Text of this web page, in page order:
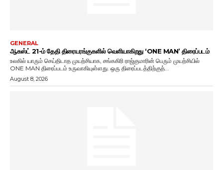
GENERAL
ஆகஸ்ட் 21-ம் தேதி திரையரங்குகளில் வெளியாகிறது ‘ONE MAN’ திரைப்படம்
உலகில் யாரும் செய்திடாத முயற்சியாக, சங்ககிரி ராஜ்குமாரின் பெரும் முயற்சியில்
ONE MAN திரைப்படம் உருவாகியுள்ளது. ஒரு திரைப்படத்திற்குத்...
August 8, 2026